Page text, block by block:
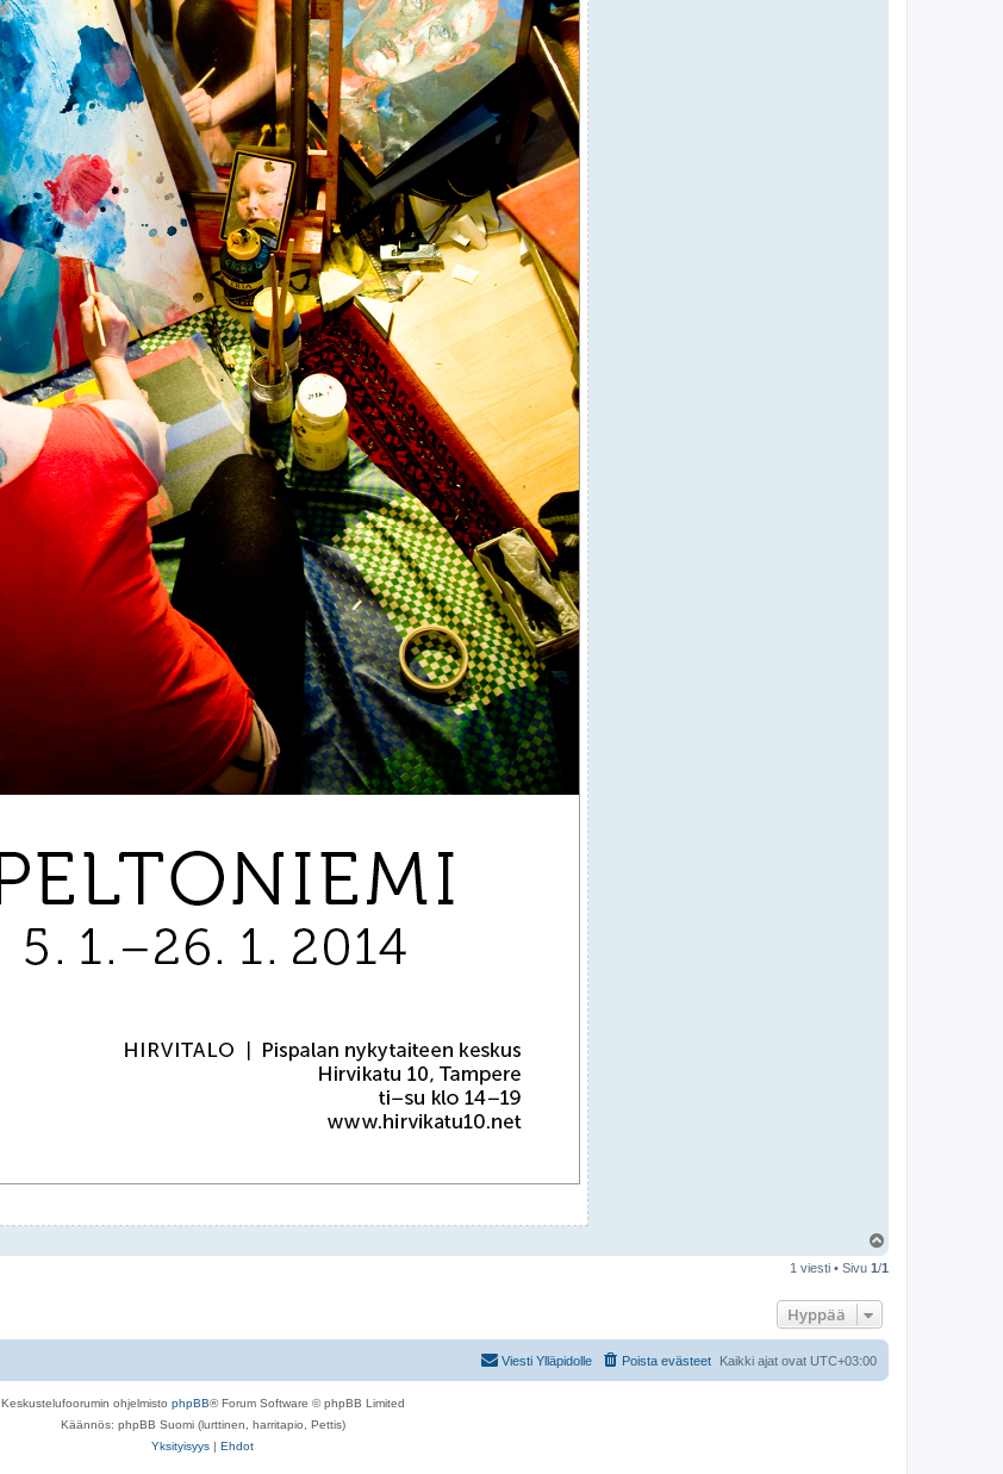
ö
1 viesti • Sivu 1/1
Hyppää
Kaikki ajat ovat UTC+03:00
Poista evästeet
Viesti Ylläpidolle
Keskustelufoorumin ohjelmisto phpBB® Forum Software © phpBB Limited
Käännös: phpBB Suomi (lurttinen, harritapio, Pettis)
Yksityisyys | Ehdot